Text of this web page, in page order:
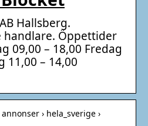
Hallsberg.
handlare. Öppettider
09,00 – 18,00 Fredag
11,00 – 14,00
› hela_sverige ›